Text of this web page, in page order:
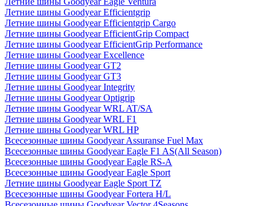
Летние шины Goodyear Efficientgrip
Летние шины Goodyear Efficientgrip Cargo
Летние шины Goodyear EfficientGrip Compact
Летние шины Goodyear EfficientGrip Performance
Летние шины Goodyear Excellence
Летние шины Goodyear GT2
Летние шины Goodyear GT3
Летние шины Goodyear Integrity
Летние шины Goodyear Optigrip
Летние шины Goodyear WRL AT/SA
Летние шины Goodyear WRL F1
Летние шины Goodyear WRL HP
Всесезонные шины Goodyear Assuranse Fuel Max
Всесезонные шины Goodyear Eagle F1 AS(All Season)
Всесезонные шины Goodyear Eagle RS-A
Всесезонные шины Goodyear Eagle Sport
Летние шины Goodyear Eagle Sport TZ
Всесезонные шины Goodyear Fortera H/L